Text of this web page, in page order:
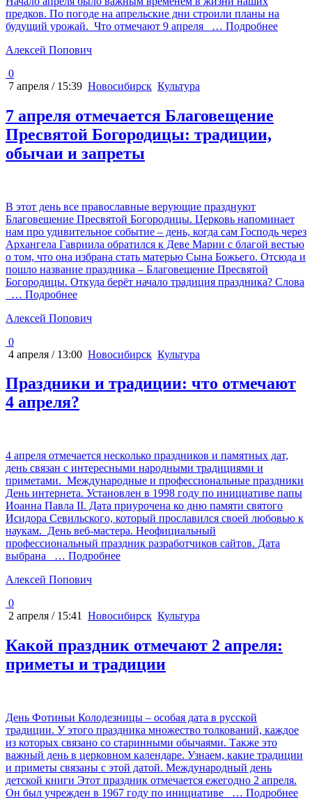
предков. По погоде на апрельские дни строили планы на
будущий урожай. Что отмечают 9 апреля
… Подробнее
Алексей Попович
0
7 апреля / 15:39 Новосибирск Культура
7 апреля отмечается Благовещение
Пресвятой Богородицы: традиции,
обычаи и запреты
В этот день все православные верующие празднуют
Благовещение Пресвятой Богородицы. Церковь напоминает
нам про удивительное событие – день, когда сам Господь через
Архангела Гавриила обратился к Деве Марии с благой вестью
о том, что она избрана стать матерью Сына Божьего. Отсюда и
пошло название праздника – Благовещение Пресвятой
Богородицы. Откуда берёт начало традиция праздника? Слова
… Подробнее
Алексей Попович
0
4 апреля / 13:00 Новосибирск Культура
Праздники и традиции: что отмечают
4 апреля?
4 апреля отмечается несколько праздников и памятных дат,
день связан с интересными народными традициями и
приметами. Международные и профессиональные праздники
День интернета. Установлен в 1998 году по инициативе папы
Иоанна Павла II. Дата приурочена ко дню памяти святого
Исидора Севильского, который прославился своей любовью к
наукам. День веб-мастера. Неофициальный
профессиональный праздник разработчиков сайтов. Дата
выбрана
… Подробнее
Алексей Попович
0
2 апреля / 15:41
Новосибирск Культура
Какой праздник отмечают 2 апреля:
приметы и традиции
День Фотиньи Колодезницы – особая дата в русской
традиции. У этого праздника множество толкований, каждое
из которых связано со старинными обычаями. Также это
важный день в церковном календаре. Узнаем, какие традиции
и приметы связаны с этой датой. Международный день
детской книги Этот праздник отмечается ежегодно 2 апреля.
Он был учрежден в 1967 году по инициативе
… Подробнее